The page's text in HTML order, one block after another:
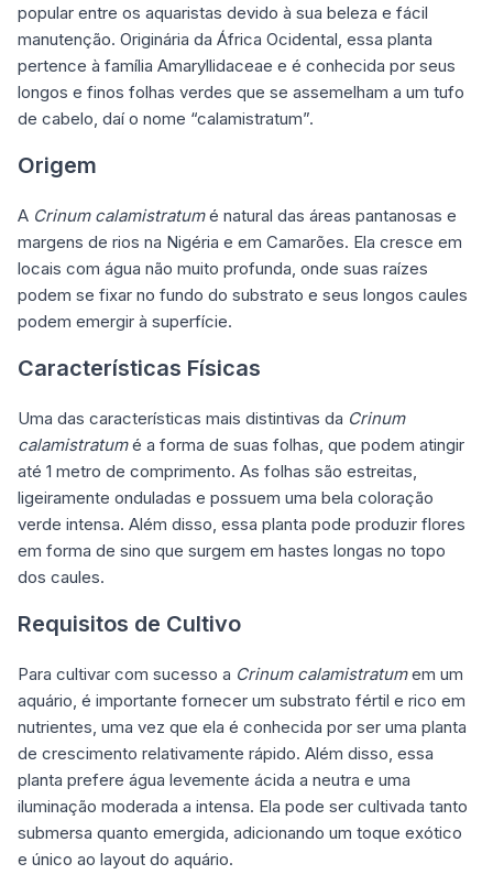
popular entre os aquaristas devido à sua beleza e fácil
manutenção. Originária da África Ocidental, essa planta
pertence à família Amaryllidaceae e é conhecida por seus
longos e finos folhas verdes que se assemelham a um tufo
de cabelo, daí o nome “calamistratum”.
Origem
A Crinum calamistratumé natural das áreas pantanosas e
margens de rios na Nigéria e em Camarões. Ela cresce em
locais com água não muito profunda, onde suas raízes
podem se fixar no fundo do substrato e seus longos caules
podem emergir à superfície.
Características Físicas
Uma das características mais distintivas da Crinum
calamistratumé a forma de suas folhas, que podem atingir
até 1 metro de comprimento. As folhas são estreitas,
ligeiramente onduladas e possuem uma bela coloração
verde intensa. Além disso, essa planta pode produzir flores
em forma de sino que surgem em hastes longas no topo
dos caules.
Requisitos de Cultivo
Para cultivar com sucesso a Crinum calamistratumem um
aquário, é importante fornecer um substrato fértil e rico em
nutrientes, uma vez que ela é conhecida por ser uma planta
de crescimento relativamente rápido. Além disso, essa
planta prefere água levemente ácida a neutra e uma
iluminação moderada a intensa. Ela pode ser cultivada tanto
submersa quanto emergida, adicionando um toque exótico
e único ao layout do aquário.